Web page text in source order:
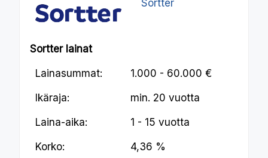
Sortter
Sortter lainat
Lainasummat: 1.000 - 60.000 €
Ikäraja: min. 20 vuotta
Laina-aika: 1 - 15 vuotta
Korko: 4,36 %